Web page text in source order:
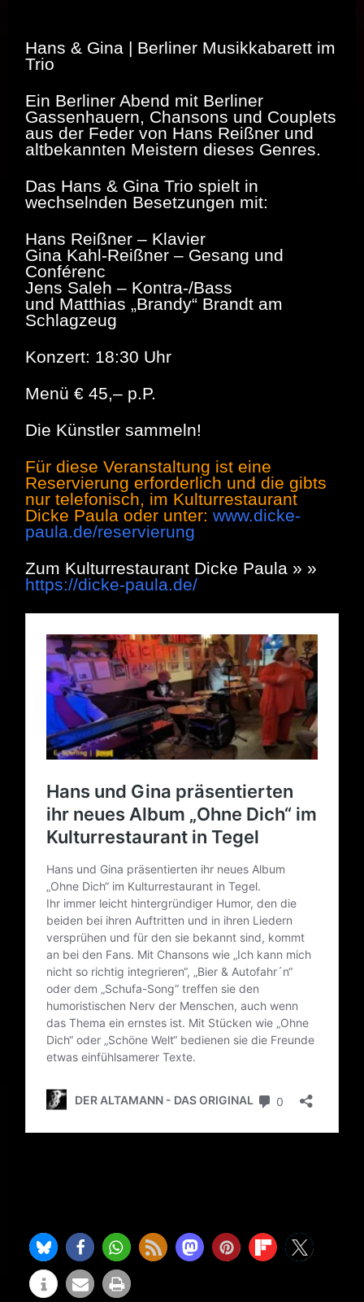
Hans & Gina | Berliner Musikkabarett im
Trio
Ein Berliner Abend mit Berliner
Gassenhauern, Chansons und Couplets
aus der Feder von Hans Reißner und
altbekannten Meistern dieses Genres.
Das Hans & Gina Trio spielt in
wechselnden Besetzungen mit:
Hans Reißner – Klavier
Gina Kahl-Reißner – Gesang und
Conférenc
Jens Saleh – Kontra-/Bass
und Matthias „Brandy“ Brandt am
Schlagzeug
Konzert: 18:30 Uhr
Menü € 45,– p.P.
Die Künstler sammeln!
Für diese Veranstaltung ist eine
Reservierung erforderlich und die gibts
nur telefonisch, im Kulturrestaurant
Dicke Paula oder unter: www.dicke-
paula.de/reservierung
Zum Kulturrestaurant Dicke Paula » »
https://dicke-paula.de/